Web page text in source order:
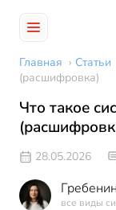
Главная › Статьи
(расшифровка)
Что такое
28.05.2026
все виды